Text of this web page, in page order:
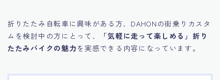
折りたたみ自転車に興味がある方、DAHONの街乗りカスタ
ムを検討中の方にとって、
「気軽に走って楽しめる」折り
たたみバイクの魅力を実感できる内容になっています。